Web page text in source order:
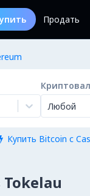
Продать
Любой
Купить Bitcoin с
Tokelau